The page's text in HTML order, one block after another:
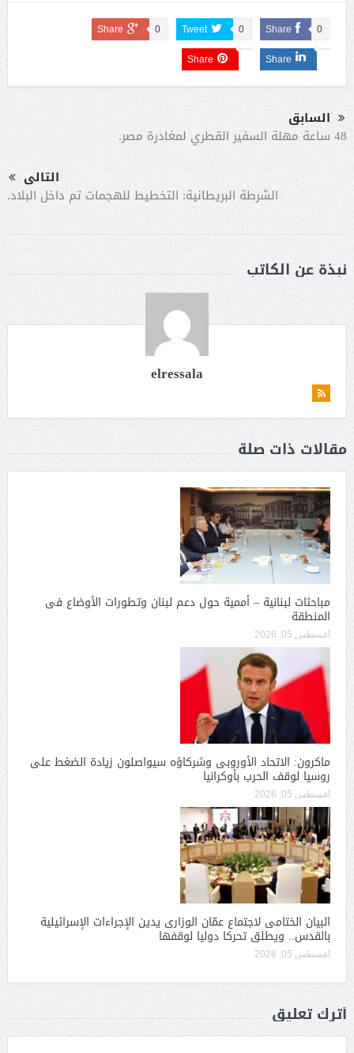
Share 0
Tweet 0
Share 0
Share
Share
السابق
48 ساعة مهلة السفير القطري لمغادرة مصر.
التالى
الشرطة البريطانية: التخطيط للهجمات تم داخل البلاد.
نبذة عن الكاتب
elressala
مقالات ذات صلة
مباحثات لبنانية – أممية حول دعم لبنان وتطورات الأوضاع فى
المنطقة
أغسطس 05, 2026
ماكرون: الاتحاد الأوروبى وشركاؤه سيواصلون زيادة الضغط على
روسيا لوقف الحرب بأوكرانيا
أغسطس 05, 2026
البيان الختامى لاجتماع عمّان الوزارى يدين الإجراءات الإسرائيلية
بالقدس.. ويطلق تحركا دوليا لوقفها
أغسطس 05, 2026
أترك تعليق